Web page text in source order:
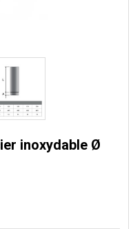
inoxydable Ø